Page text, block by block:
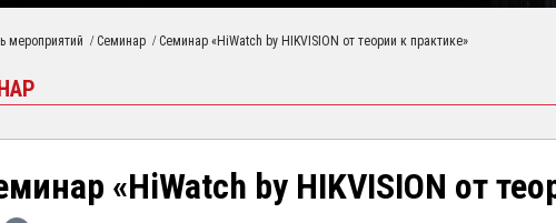
мероприятий / Семинар / Семинар «HiWatch by HIKVISION от теории к практике»
«HiWatch by HIKVISION от